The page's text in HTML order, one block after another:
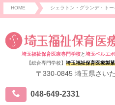
HOME シェラトン・グランデ・ト
埼玉福祉保育医療専門学校と埼玉ベルエ
【総合専門学校】 埼玉福祉保育医療製
〒330-0845 埼玉県さい
048-649-2331